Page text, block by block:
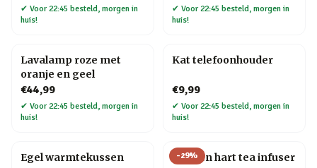
✔ Voor 22:45 besteld, morgen in
huis!
✔ Voor 22:45 besteld, morgen in
huis!
Lavalamp roze met
oranje en geel
€44,99
✔ Voor 22:45 besteld, morgen in
huis!
Kat telefoonhouder
€9,99
✔ Voor 22:45 besteld, morgen in
huis!
Egel warmtekussen -29%
Strik en hart tea infuser